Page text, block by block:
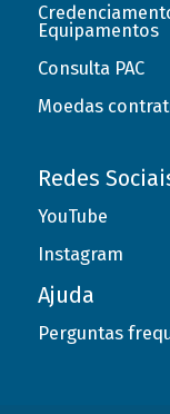
Equipamentos
Consulta PAC
Moedas
Redes
YouTube
Instagram
Ajuda
Perguntas